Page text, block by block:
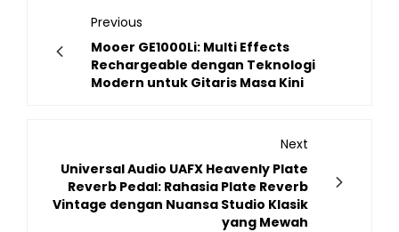
Previous
Mooer GE1000Li: Multi Effects
Rechargeable dengan Teknologi
Modern untuk Gitaris Masa Kini
Next
Universal Audio UAFX Heavenly Plate
Reverb Pedal: Rahasia Plate Reverb
Vintage dengan Nuansa Studio Klasik
yang Mewah